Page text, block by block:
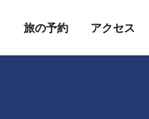
旅の予約 アクセス